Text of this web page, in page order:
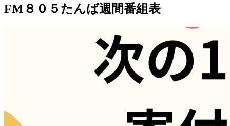
ビ
稿:
稿:
FM８０５たんば週間番組表